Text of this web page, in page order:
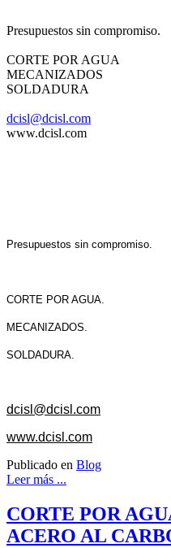
Presupuestos sin compromiso.
CORTE POR AGUA
MECANIZADOS
SOLDADURA
dcisl@dcisl.com
www.dcisl.com
Presupuestos sin compromiso.
CORTE POR AGUA.
MECANIZADOS.
SOLDADURA.
dcisl@dcisl.com
www.dcisl.com
Publicado en Blog
Leer más ...
CORTE POR
ACERO AL